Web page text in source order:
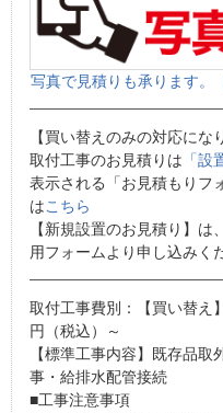
写真で見積りも承ります。
【買い替えのみの対応にな
取付工事のお見積りは 「設
表示される「お見積もりフ
はこちら
【新規設置のお見積り】は
用フォームより申し込みく
取付工事費別：【買い替
円（税込）～
【標準工事内容】既存品
事・給排水配管接続
■工事注意事項